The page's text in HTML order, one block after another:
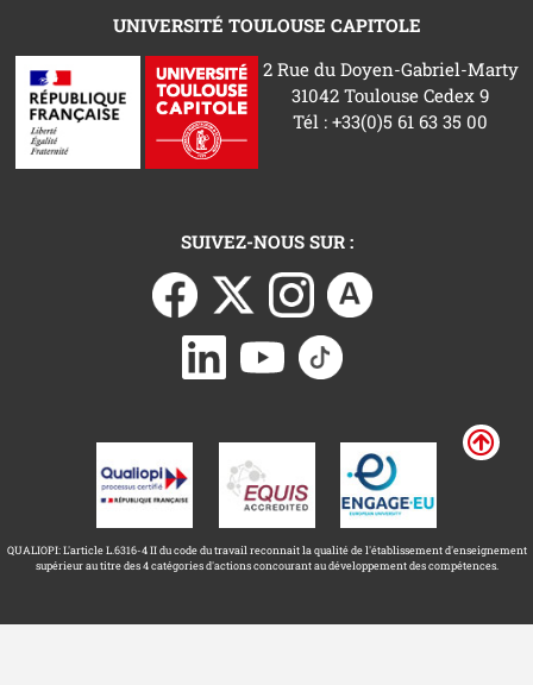
UNIVERSITÉ TOULOUSE CAPITOLE
2 Rue du Doyen-Gabriel-Marty
31042 Toulouse Cedex 9
Tél : +33(0)5 61 63 35 00
SUIVEZ-NOUS SUR :
QUALIOPI: L'article L.6316-4 II du code du travail reconnait la qualité de l'établissement d'enseignement
supérieur au titre des 4 catégories d'actions concourant au développement des compétences.